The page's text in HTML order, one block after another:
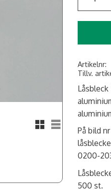
Rutnätsvy
Listvy
Artikelnr
Tillv.
På bild
0200-
500 st.